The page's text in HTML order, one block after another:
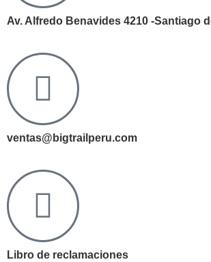
Av. Alfredo Benavides 4210 -Santiago
ventas@bigtrailperu.com
Libro de reclamaciones